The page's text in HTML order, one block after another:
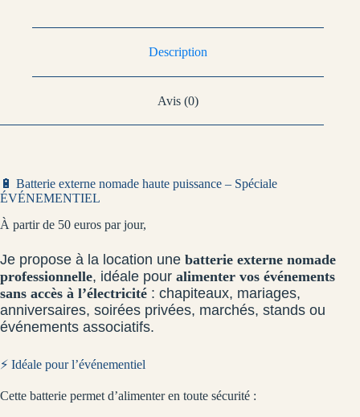
Description
Avis (0)
🔋 Batterie externe nomade haute puissance – Spéciale
ÉVÉNEMENTIEL
À partir de 50 euros par jour,
Je propose à la location une batterie externe nomade
professionnelle, idéale pour alimenter vos événements
sans accès à l’électricité : chapiteaux, mariages,
anniversaires, soirées privées, marchés, stands ou
événements associatifs.
⚡ Idéale pour l’événementiel
Cette batterie permet d’alimenter en toute sécurité :